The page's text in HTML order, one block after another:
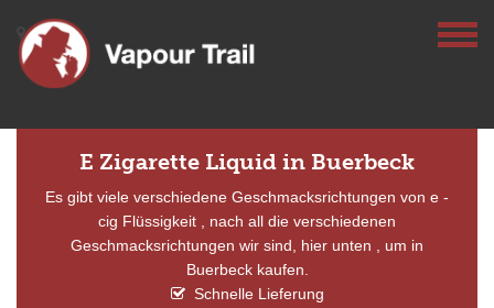
E Zigarette Liquid in Buerbeck
Es gibt viele verschiedene Geschmacksrichtungen von e -
cig Flüssigkeit , nach all die verschiedenen
Geschmacksrichtungen wir sind, hier unten , um in
Buerbeck kaufen.
Schnelle Lieferung